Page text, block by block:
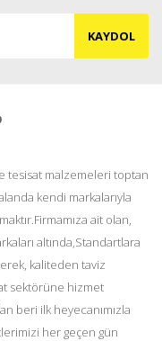
KAYDOL
tesisat malzemeleri toptan
kendi markalarıyla
ait olan,
altında,Standartlara
kaliteden taviz
sektörüne hizmet
beri ilk heyecanımızla
her geçen gün